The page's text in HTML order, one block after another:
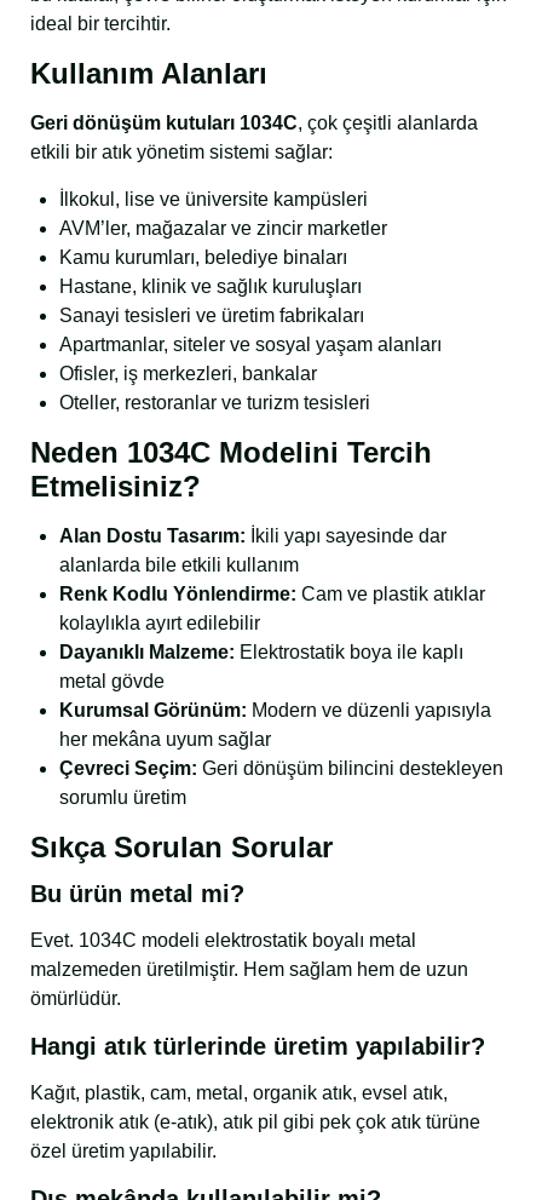
ideal bir tercihtir.
Kullanım Alanları
Geri dönüşüm kutuları 1034C, çok çeşitli alanlarda
etkili bir atık yönetim sistemi sağlar:
İlkokul, lise ve üniversite kampüsleri
AVM’ler, mağazalar ve zincir marketler
Kamu kurumları, belediye binaları
Hastane, klinik ve sağlık kuruluşları
Sanayi tesisleri ve üretim fabrikaları
Apartmanlar, siteler ve sosyal yaşam alanları
Ofisler, iş merkezleri, bankalar
Oteller, restoranlar ve turizm tesisleri
Neden 1034C Modelini Tercih
Etmelisiniz?
Alan Dostu Tasarım: İkili yapı sayesinde dar
alanlarda bile etkili kullanım
Renk Kodlu Yönlendirme: Cam ve plastik atıklar
kolaylıkla ayırt edilebilir
Dayanıklı Malzeme: Elektrostatik boya ile kaplı
metal gövde
Kurumsal Görünüm: Modern ve düzenli yapısıyla
her mekâna uyum sağlar
Çevreci Seçim: Geri dönüşüm bilincini destekleyen
sorumlu üretim
Sıkça Sorulan Sorular
Bu ürün metal mi?
Evet. 1034C modeli elektrostatik boyalı metal
malzemeden üretilmiştir. Hem sağlam hem de uzun
ömürlüdür.
Hangi atık türlerinde üretim yapılabilir?
Kağıt, plastik, cam, metal, organik atık, evsel atık,
elektronik atık (e-atık), atık pil gibi pek çok atık türüne
özel üretim yapılabilir.